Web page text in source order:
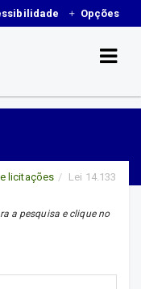
Opções
licitações Lei 14.133
a pesquisa e clique no